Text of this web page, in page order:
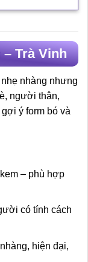
– Trà Vinh
nhàng nhưng
người thân,
ý form bó và
– phù hợp
có tính cách
hiện đại,